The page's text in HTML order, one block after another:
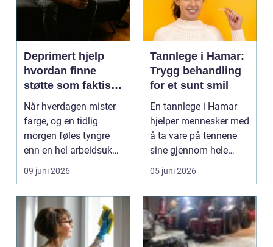
Deprimert hjelp
hvordan finne
støtte som faktisk
virker
Når hverdagen mister
farge, og en tidlig
morgen føles tyngre
enn en hel arbeidsuke,
kan depresjon væ...
09 juni 2026
Tannlege i Hamar:
Trygg behandling
for et sunt smil
En tannlege i Hamar
hjelper mennesker med
å ta vare på tennene
sine gjennom hele
livet. ...
05 juni 2026